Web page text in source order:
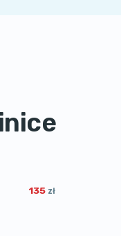
135 zł